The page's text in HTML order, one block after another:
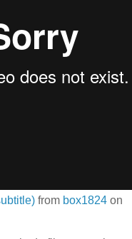
from box1824 on